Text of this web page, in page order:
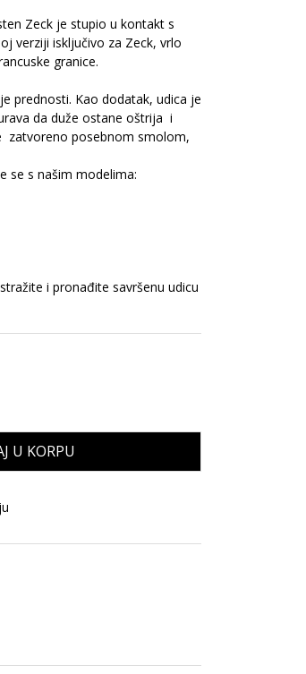
Zeck je stupio u kontakt s
verziji isključivo za Zeck, vrlo
granice.
prednosti. Kao dodatak, udica je
da duže ostane oštrija i
zatvoreno posebnom smolom,
se s našim modelima:
i pronađite savršenu udicu
U KORPU